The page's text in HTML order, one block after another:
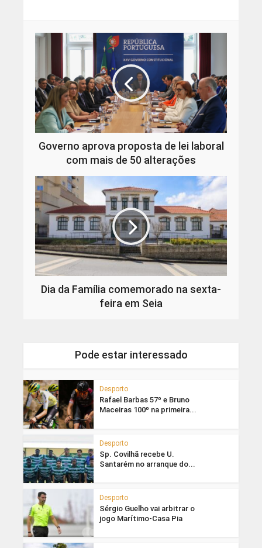
Governo aprova proposta de lei laboral
com mais de 50 alterações
Dia da Família comemorado na sexta-
feira em Seia
Pode estar interessado
Desporto
Rafael Barbas 57º e Bruno
Maceiras 100º na primeira...
Desporto
Sp. Covilhã recebe U.
Santarém no arranque do...
Desporto
Sérgio Guelho vai arbitrar o
jogo Marítimo-Casa Pia